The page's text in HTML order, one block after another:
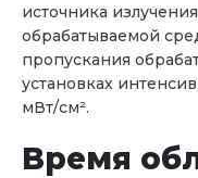
источника
обрабатываемой
пропускания
установках
мВт/см².
Время